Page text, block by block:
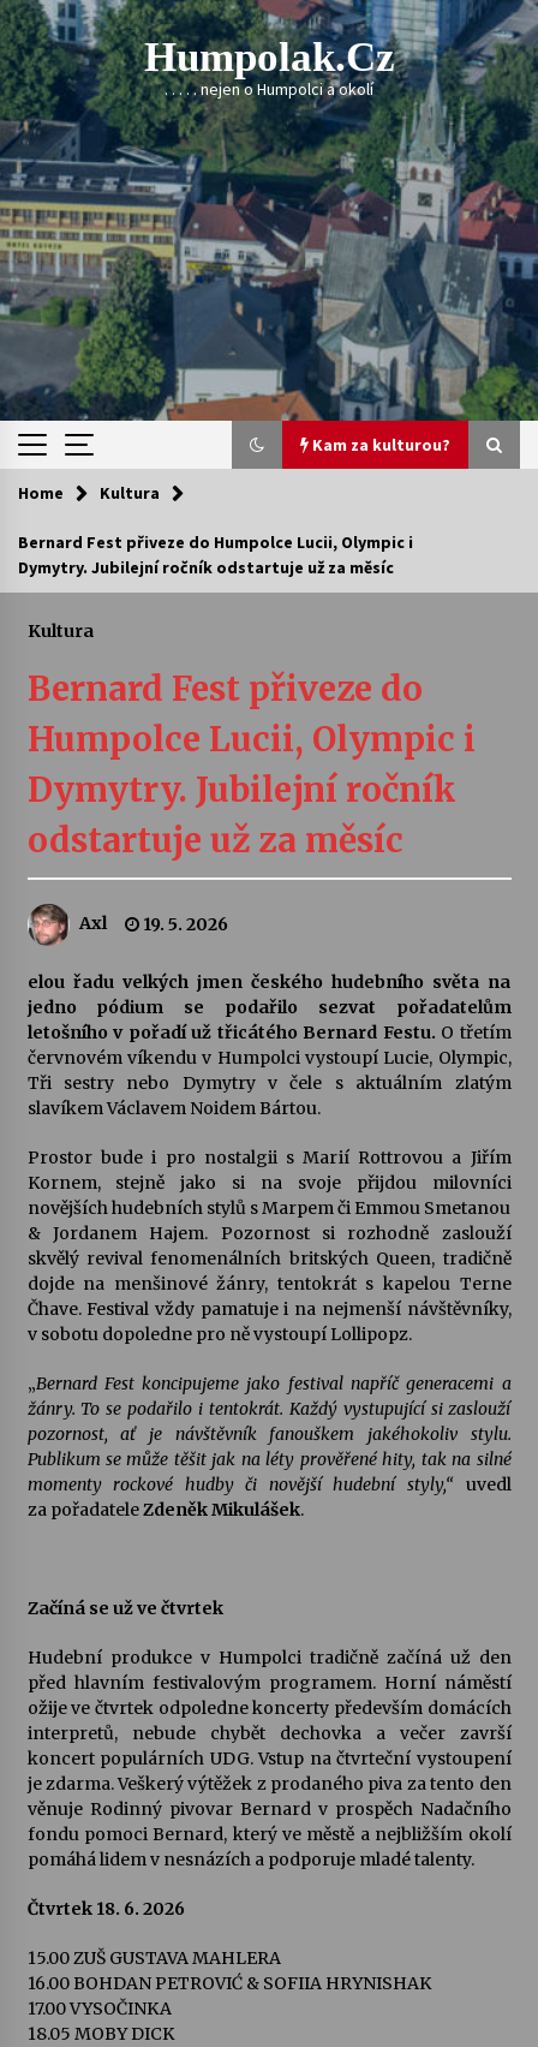
Skip
to
content
Humpolak.cz
. . . . . nejen o Humpolci a okolí
Kam za kulturou?
Kam za kulturou?
Letní koncerty ve Stromovce: Ars Camerata a
Vernisáž výstavy Josefíny Duškové: Stávám se
30. 7. 2026
Veselí muzikanti
30. 7. 2026
šedesátka: 28. 7.–1. 8. 2026
Letní koncerty ve Stromovce: Kolchoz a
Jenakaši
28. 7. 2026
23. 7. 2026
Letní koncerty ve Stromovce: Rufus Miller
22. 7. 2026
Vysočinka
17. 7. 2026
Ozvěny prázdnin
14. 7. 2026
13. 7. 2026
Varhanní recitál Michala Novenka v Klášteře
Želiv
3. 7. 2026
Petr Adamec – Malovaný svět
30. 6. 2026
Home Kultura
Bernard Fest přiveze do Humpolce Lucii, Olympic i
Dymytry. Jubilejní ročník odstartuje už za měsíc
Kultura
Bernard Fest přiveze do
Humpolce Lucii, Olympic i
Dymytry. Jubilejní ročník
odstartuje už za měsíc
Axl 19. 5. 2026
elou řadu velkých jmen českého hudebního světa na
jedno pódium se podařilo sezvat pořadatelům
letošního v pořadí už třicátého Bernard Festu. O třetím
červnovém víkendu v Humpolci vystoupí Lucie, Olympic,
Tři sestry nebo Dymytry v čele s aktuálním zlatým
slavíkem Václavem Noidem Bártou.
Prostor bude i pro nostalgii s Marií Rottrovou a Jiřím
Kornem, stejně jako si na svoje přijdou milovníci
novějších hudebních stylů s Marpem či Emmou Smetanou
& Jordanem Hajem. Pozornost si rozhodně zaslouží
skvělý revival fenomenálních britských Queen, tradičně
dojde na menšinové žánry, tentokrát s kapelou Terne
Čhave. Festival vždy pamatuje i na nejmenší návštěvníky,
v sobotu dopoledne pro ně vystoupí Lollipopz.
„Bernard Fest koncipujeme jako festival napříč generacemi a
žánry. To se podařilo i tentokrát. Každý vystupující si zaslouží
pozornost, ať je návštěvník fanouškem jakéhokoliv stylu.
Publikum se může těšit jak na léty prověřené hity, tak na silné
momenty rockové hudby či novější hudební styly,“uvedl
za pořadateleZdeněk Mikulášek.
Začíná se už ve čtvrtek
Hudební produkce v Humpolci tradičně začíná už den
před hlavním festivalovým programem. Horní náměstí
ožije ve čtvrtek odpoledne koncerty především domácích
interpretů, nebude chybět dechovka a večer završí
koncert populárních UDG. Vstup na čtvrteční vystoupení
je zdarma. Veškerý výtěžek z prodaného piva za tento den
věnuje Rodinný pivovar Bernard v prospěch Nadačního
fondu pomoci Bernard, který ve městě a nejbližším okolí
pomáhá lidem v nesnázích a podporuje mladé talenty.
Čtvrtek 18. 6. 2026
15.00 ZUŠ GUSTAVA MAHLERA
16.00 BOHDAN PETROVIĆ & SOFIIA HRYNISHAK
17.00 VYSOČINKA
18.05 MOBY DICK